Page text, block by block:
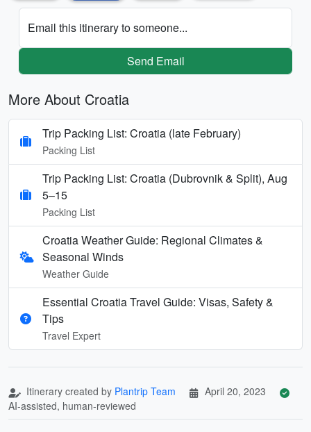
Email this itinerary to someone...
Send Email
More About Croatia
Trip Packing List: Croatia (late February)
Packing List
Trip Packing List: Croatia (Dubrovnik & Split), Aug
5–15
Packing List
Croatia Weather Guide: Regional Climates &
Seasonal Winds
Weather Guide
Essential Croatia Travel Guide: Visas, Safety &
Tips
Travel Expert
Itinerary created by Plantrip Team
April 20, 2023
AI-assisted, human-reviewed